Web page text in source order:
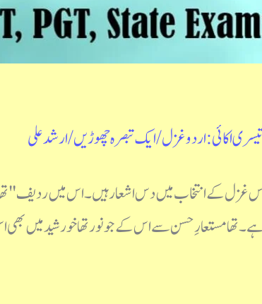
اکائی: اردو غزل/ایک تبصرہ چھوڑیں/ارشد علی
اس غزل کے انتخاب میں دس اشعار ہیں۔ اس میں ردیف
مستعارِ حسن سے اس کے جو نور تھا خورشید میں